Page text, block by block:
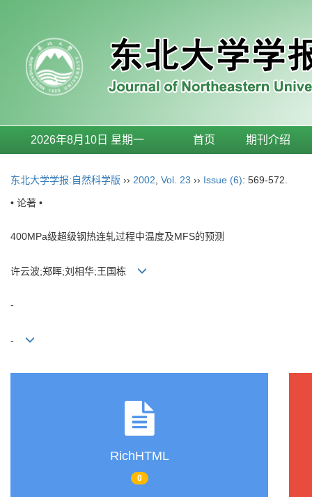
2026年8月10日 星期一 首页 期刊介绍
东北大学学报:自然科学版 ›› 2002 Vol. 23 ›› Issue (6): 569-572.
• 论著 •
400MPa级超级钢热连轧过程中温度及MFS的预测
许云波;郑晖;刘相华;王国栋
-
-
RichHTML
0